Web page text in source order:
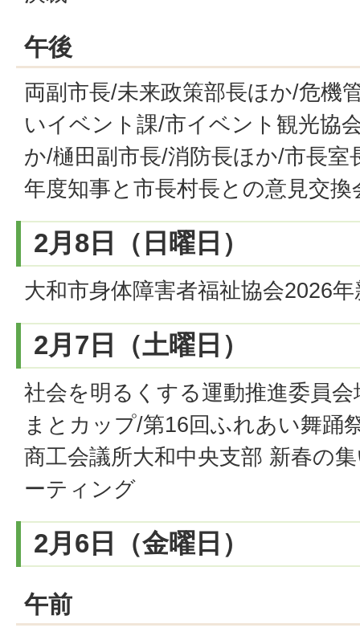
午後
両副市長/未来政策部長ほか/危機
いイベント課/市イベント観光協
か/樋田副市長/消防長ほか/市長室
年度知事と市長村長との意見交
2月8日（日曜日）
大和市身体障害者福祉協会2026
2月7日（土曜日）
社会を明るくする運動推進委員
まとカップ/第16回ふれあい舞踊
商工会議所大和中央支部 新春の
ーティング
2月6日（金曜日）
午前